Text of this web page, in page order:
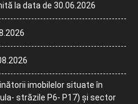
la data de 30.06.2026
imobilelor situate în
străzile P6- P17) și sector